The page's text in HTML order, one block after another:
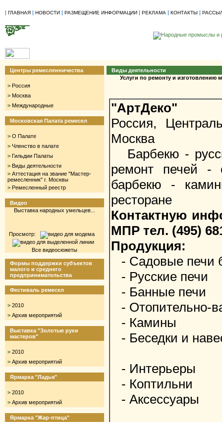
| ГЛАВНАЯ | НОВОСТИ | РАЗМЕЩЕНИЕ ИНФОРМАЦИИ | РЕКЛАМА | КОНТАКТЫ |
Центры ремесленничества
> Россия
> Москва
> Международные
Московская Палата ремесел
> О Палате
> Членство в палате
> Гильдии Палаты
> Виды деятельности
> Аттестация на звание "Мастер-
ремесленник" г. Москвы
> Ремесленный реестр
Видео
Выставка народных умельцев...
Просмотр:
Все видеосюжеты
Формы поддержки субъектов
малого и среднего
предпринимательства
Фестиваль ремесел
> 2010
> Архив мероприятий
Выставка "Золотые руки
мастеров"
> 2010
> Архив мероприятий
Ярмарка "Ладья"
> 2010
> Архив мероприятий
Ярмарка "Жар-птица"
Виды деятельности
Услуги по ремонту и изготовлению
"АртДеко"
Россия,
Москва
Барбекю -
ремонт печей -
барбекю -
ресторане
Контактную
МПР тел. (495)
Продукция:
- Садовые печи
- Русские печи
- Банные печи
- Отопительно-
- Камины
- Беседки и
- Интерьеры
- Коптильни
- Аксессуары